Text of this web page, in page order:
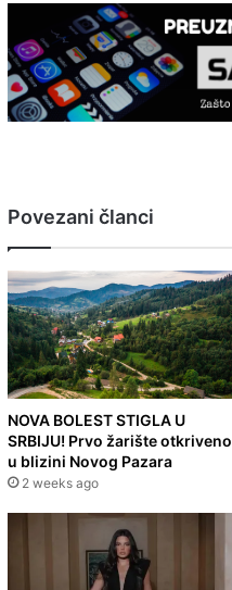
Povezani članci
NOVA BOLEST STIGLA U
SRBIJU! Prvo žarište otkriveno
u blizini Novog Pazara
2 weeks ago